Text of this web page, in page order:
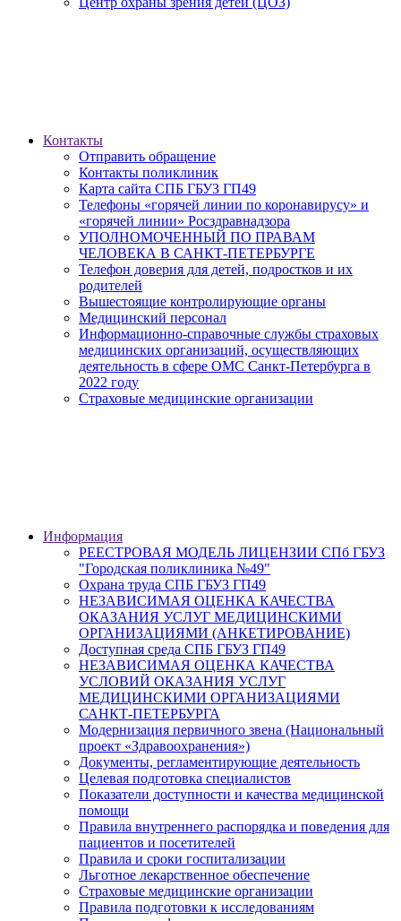
Контакты
Отправить обращение
Контакты поликлиник
Карта сайта СПБ ГБУЗ ГП49
Телефоны «горячей линии по коронавирусу» и
«горячей линии» Росздравнадзора
УПОЛНОМОЧЕННЫЙ ПО ПРАВАМ
ЧЕЛОВЕКА В САНКТ-ПЕТЕРБУРГЕ
Телефон доверия для детей, подростков и их
родителей
Вышестоящие контролирующие органы
Медицинский персонал
Информационно-справочные службы страховых
медицинских организаций, осуществляющих
деятельность в сфере ОМС Санкт-Петербурга в
2022 году
Страховые медицинские организации
Информация
РЕЕСТРОВАЯ МОДЕЛЬ ЛИЦЕНЗИИ СПб ГБУЗ
"Городская поликлиника №49"
Охрана труда СПБ ГБУЗ ГП49
НЕЗАВИСИМАЯ ОЦЕНКА КАЧЕСТВА
ОКАЗАНИЯ УСЛУГ МЕДИЦИНСКИМИ
ОРГАНИЗАЦИЯМИ (АНКЕТИРОВАНИЕ)
Доступная среда СПБ ГБУЗ ГП49
НЕЗАВИСИМАЯ ОЦЕНКА КАЧЕСТВА
УСЛОВИЙ ОКАЗАНИЯ УСЛУГ
МЕДИЦИНСКИМИ ОРГАНИЗАЦИЯМИ
САНКТ-ПЕТЕРБУРГА
Модернизация первичного звена (Национальный
проект «Здравоохранения»)
Документы, регламентирующие деятельность
Целевая подготовка специалистов
Показатели доступности и качества медицинской
помощи
Правила внутреннего распорядка и поведения для
пациентов и посетителей
Правила и сроки госпитализации
Льготное лекарственное обеспечение
Страховые медицинские организации
Правила подготовки к исследованиям